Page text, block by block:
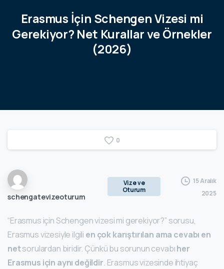
Erasmus İçin SchengenVizesi mi
Gerekiyor? Net KurallarveÖrnekler
(2026)
0
schengatevizeoturum
Vize ve
Oturum
15 Aralık
2025
“Erasmus için Schengen vizesi mi gerekiyor?” sorusu,
Erasmus vizesiyle ilgili en çok karıştırılan ama cevabı en
netsorulardan biridir. Çünkü bu sorunun cevabıher
Erasmus için aynı değildir. Erasmus vizesinde ihtiyaç